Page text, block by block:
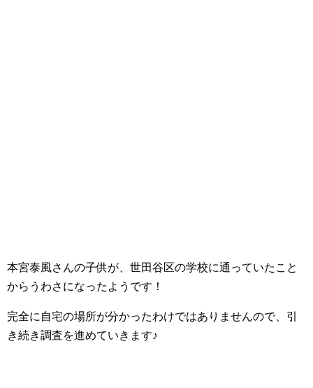
本宮泰風さんの子供が、世田谷区の学校に通っていたこと
からうわさになったようです！
完全に自宅の場所が分かったわけではありませんので、引
き続き調査を進めていきます♪